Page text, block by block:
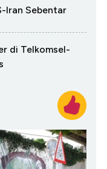
Iran Sebentar
di Telkomsel-